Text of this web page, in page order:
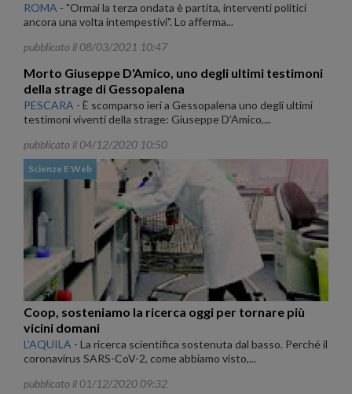
ROMA - "Ormai la terza ondata è partita, interventi politici
ancora una volta intempestivi". Lo afferma...
pubblicato il 08/03/2021 10:47
Morto Giuseppe D'Amico, uno degli ultimi testimoni
della strage di Gessopalena
PESCARA - È scomparso ieri a Gessopalena uno degli ultimi
testimoni viventi della strage: Giuseppe D’Amico,...
pubblicato il 04/12/2020 10:50
Scienze E Web
Coop, sosteniamo la ricerca oggi per tornare più
vicini domani
L'AQUILA - La ricerca scientifica sostenuta dal basso. Perché il
coronavirus SARS-CoV-2, come abbiamo visto,...
pubblicato il 01/12/2020 09:32